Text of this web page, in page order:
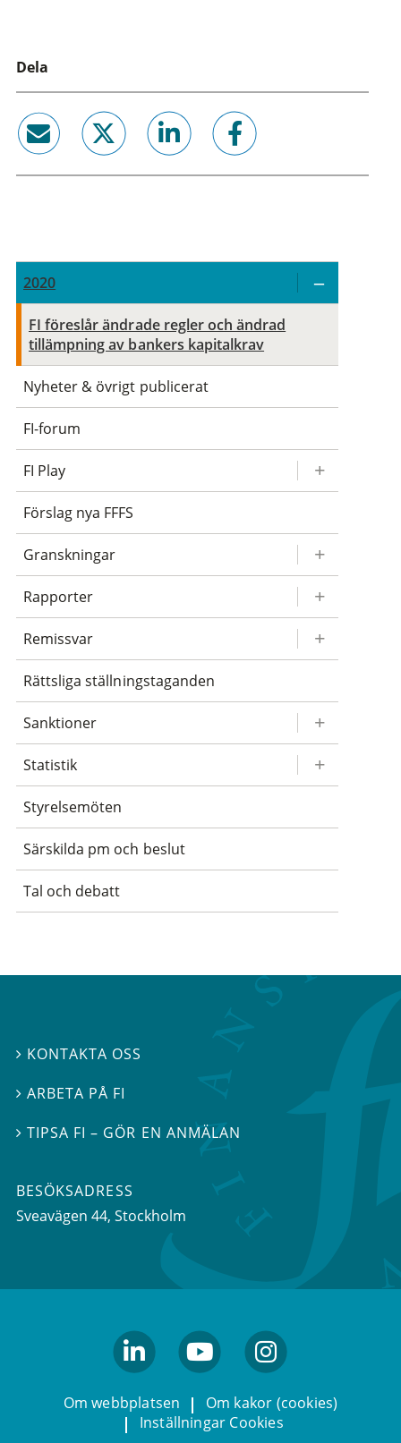
Dela
2020
FI föreslår ändrade regler och ändrad
tillämpning av bankers kapitalkrav
Nyheter & övrigt publicerat
FI-forum
FI Play
Förslag nya FFFS
Granskningar
Rapporter
Remissvar
Rättsliga ställningstaganden
Sanktioner
Statistik
Styrelsemöten
Särskilda pm och beslut
Tal och debatt
 KONTAKTA OSS
 ARBETA PÅ FI
TIPSA FI – GÖR EN ANMÄLAN
BESÖKSADRESS
Sveavägen 44, Stockholm
Om webbplatsen
Om kakor (cookies)
Inställningar Cookies